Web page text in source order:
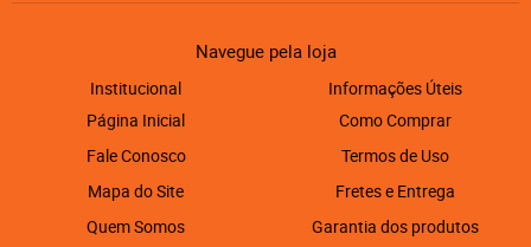
Navegue pela loja
Institucional
Página Inicial
Fale Conosco
Mapa do Site
Quem Somos
Informações Úteis
Como Comprar
Termos de Uso
Fretes e Entrega
Garantia dos produtos